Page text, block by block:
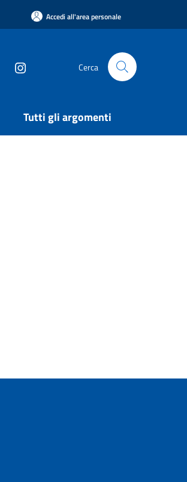
Accedi all'area personale
Cerca
Tutti gli argomenti